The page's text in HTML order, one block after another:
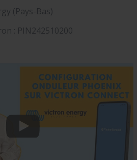
(Pays-Bas)
: PIN242510200